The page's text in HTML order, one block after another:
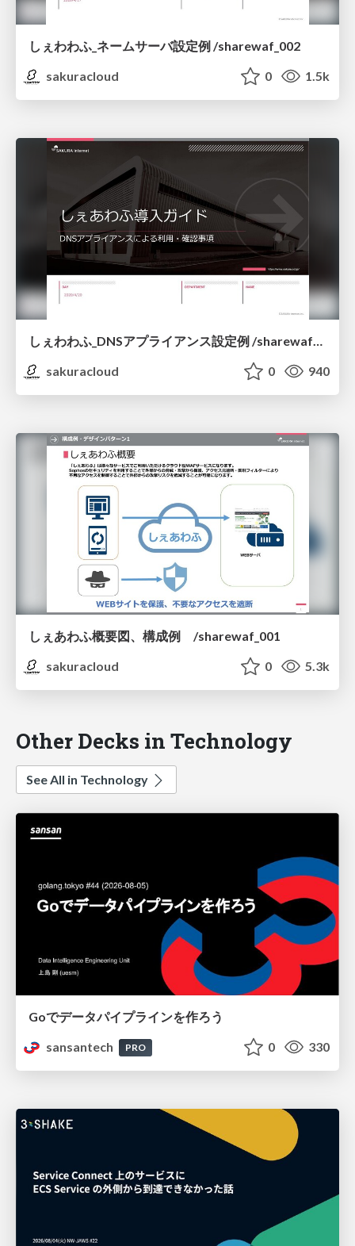
しぇわわふ_ネームサーバ設定例 /sharewaf_002
sakuracloud
0 1.5k
しぇわわふ_DNSアプライアンス設定例 /sharewaf_003
sakuracloud
0 940
しぇあわふ概要図、構成例 /sharewaf_001
sakuracloud
0 5.3k
Other Decks in Technology
See All in Technology
Goでデータパイプラインを作ろう
sansantech
PRO 0 330